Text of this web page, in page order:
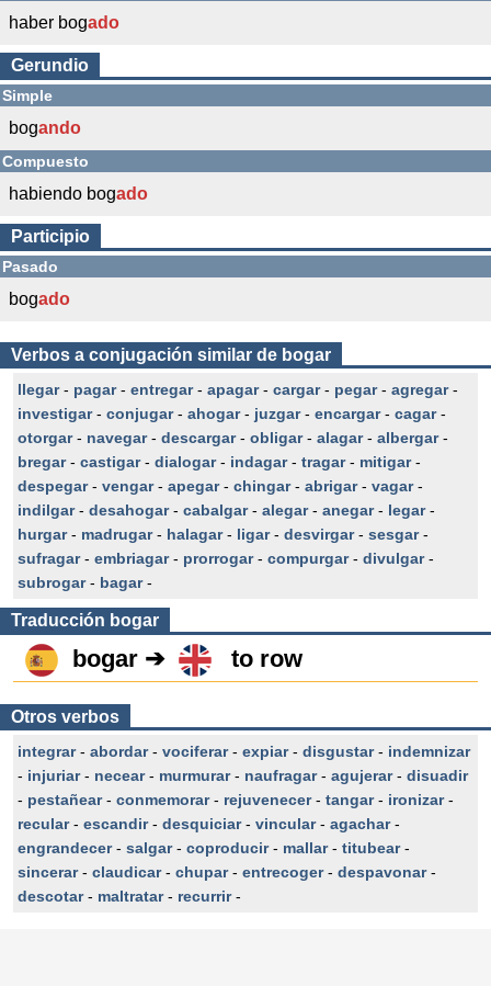
haber bogado
Gerundio
Simple
bogando
Compuesto
habiendo bogado
Participio
Pasado
bogado
Verbos a conjugación similar de bogar
llegar- pagar- entregar- apagar- cargar- pegar- agregar-
investigar- conjugar- ahogar- juzgar- encargar- cagar-
otorgar- navegar- descargar- obligar- alagar- albergar-
bregar- castigar- dialogar- indagar- tragar- mitigar-
despegar- vengar- apegar- chingar- abrigar- vagar-
indilgar- desahogar- cabalgar- alegar- anegar- legar-
hurgar- madrugar- halagar- ligar- desvirgar- sesgar-
sufragar- embriagar- prorrogar- compurgar- divulgar-
subrogar- bagar-
Traducción bogar
bogar ➔ to row
Otros verbos
integrar- abordar- vociferar- expiar- disgustar- indemnizar
- injuriar- necear- murmurar- naufragar- agujerar- disuadir
- pestañear- conmemorar- rejuvenecer- tangar- ironizar-
recular- escandir- desquiciar- vincular- agachar-
engrandecer- salgar- coproducir- mallar- titubear-
sincerar- claudicar- chupar- entrecoger- despavonar-
descotar- maltratar- recurrir-